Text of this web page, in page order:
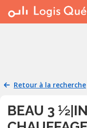
À LOUER
PLACER UNE
RESSOURCES
Retour à la recherche
BEAU 3